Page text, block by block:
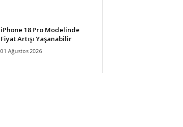
iPhone 18 Pro Modelinde
Fiyat Artışı Yaşanabilir
01 Ağustos 2026